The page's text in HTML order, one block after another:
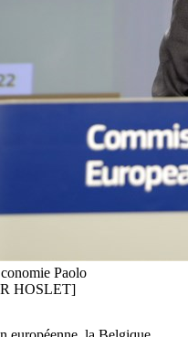
Paolo
HOSLET]